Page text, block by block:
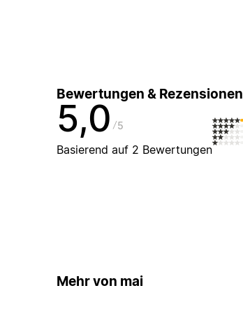
Bewertungen & Rezensionen
5,0 5
Basierend auf 2 Bewertungen
Mehr von mai